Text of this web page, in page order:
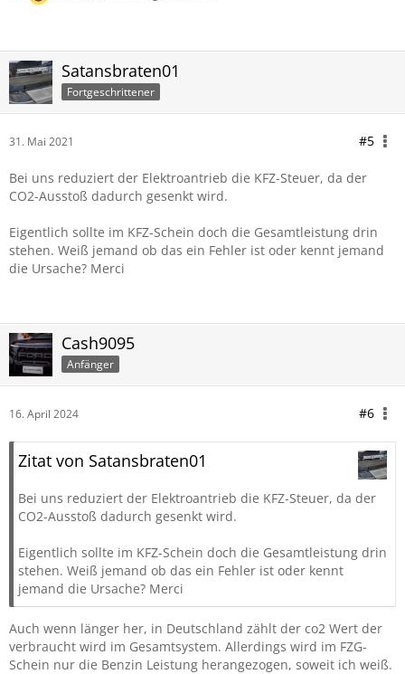
Satansbraten01
Fortgeschrittener
31. Mai 2021 #5
Bei uns reduziert der Elektroantrieb die KFZ-Steuer, da der
CO2-Ausstoß dadurch gesenkt wird.
Eigentlich sollte im KFZ-Schein doch die Gesamtleistung drin
stehen. Weiß jemand ob das ein Fehler ist oder kennt jemand
die Ursache? Merci
Cash9095
Anfänger
16. April 2024 #6
Zitat von Satansbraten01
Bei uns reduziert der Elektroantrieb die KFZ-Steuer, da der
CO2-Ausstoß dadurch gesenkt wird.
Eigentlich sollte im KFZ-Schein doch die Gesamtleistung drin
stehen. Weiß jemand ob das ein Fehler ist oder kennt
jemand die Ursache? Merci
Auch wenn länger her, in Deutschland zählt der co2 Wert der
verbraucht wird im Gesamtsystem. Allerdings wird im FZG-
Schein nur die Benzin Leistung herangezogen, soweit ich weiß.